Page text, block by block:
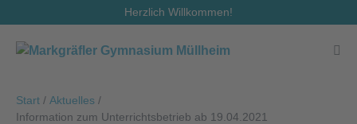
Inhalt
springen
Herzlich Willkommen!
Start / Aktuelles /
Information zum Unterrichtsbetrieb ab 19.04.2021